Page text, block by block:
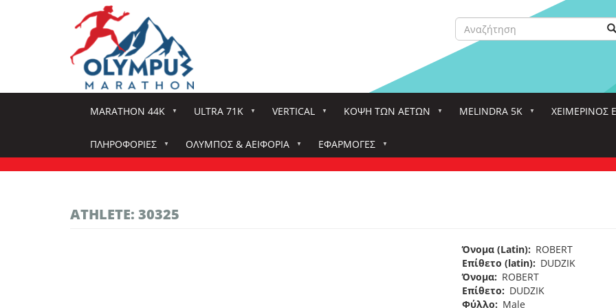
Search
Αναζήτηση
MARATHON 44K ULTRA 71K VERTICAL ΚΌΨΗ ΤΩΝ ΑΕΤΏΝ MELINDRA 5K ΧΕΙΜΕΡΙΝΟΣ
ΠΛΗΡΟΦΟΡΊΕΣ ΌΛΥΜΠΟΣ & ΑΕΙΦΟΡΊΑ
ΕΦΑΡΜΟΓΈΣ
ATHLETE: 30325
Όνομα (Latin)
ROBERT
Επίθετο (latin)
DUDZIK
Όνομα
ROBERT
Επίθετο
DUDZIK
Φύλλο
Male